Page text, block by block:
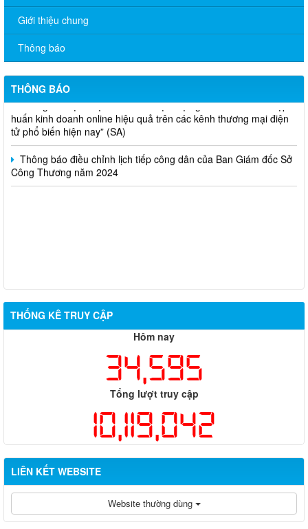
Giới thiệu chung
Thông báo
THÔNG BÁO
V/v đề nghị báo cáo hệ thống phân phối, nhãn hiệu hàng hóa
và hoạt động mua bán khí trên địa bàn tỉnh năm 2025 (nhắc lần
Thông báo lựa chọn nhà thầu thực hiện gói thầu: “tổ chức tập
huấn kinh doanh online hiệu quả trên các kênh thương mại điện
tử phổ biến hiện nay” (SA)
Thông báo điều chỉnh lịch tiếp công dân của Ban Giám đốc Sở
Công Thương năm 2024
THỐNG KÊ TRUY CẬP
Hôm nay
34,595
Tổng lượt truy cập
10,119,042
LIÊN KẾT WEBSITE
Website thường dùng